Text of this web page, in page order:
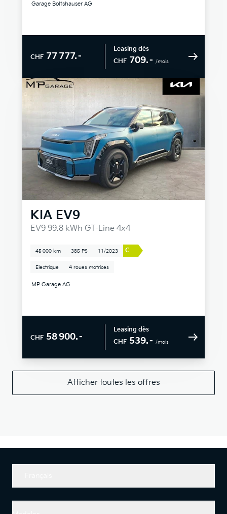
Garage Boltshauser AG
CHF 77 777.–
Leasing dès
CHF 709.– /mois
KIA EV9
EV9 99.8 kWh GT-Line 4x4
45 000 km 385 PS 11/2023 C
Electrique 4 roues motrices
MP Garage AG
CHF 58 900.–
Leasing dès
CHF 539.– /mois
Afficher toutes les offres